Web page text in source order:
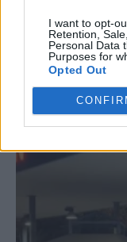
I want to opt-
Retention,
Personal Data
Purposes for
Opted Out
ΚΑΠΝΙΣΜΑ #
ΣΧΕΤΙΚΆ